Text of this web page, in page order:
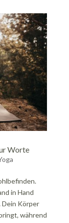
Worte
in Hand
Körper
während